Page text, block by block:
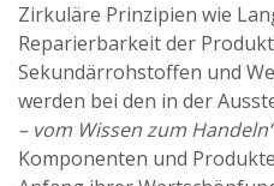
Zirkuläre Prinzipien wie
Reparierbarkeit der
Sekundärrohstoffen und
werden bei den in der
– vom Wissen zum Handeln“
Komponenten und